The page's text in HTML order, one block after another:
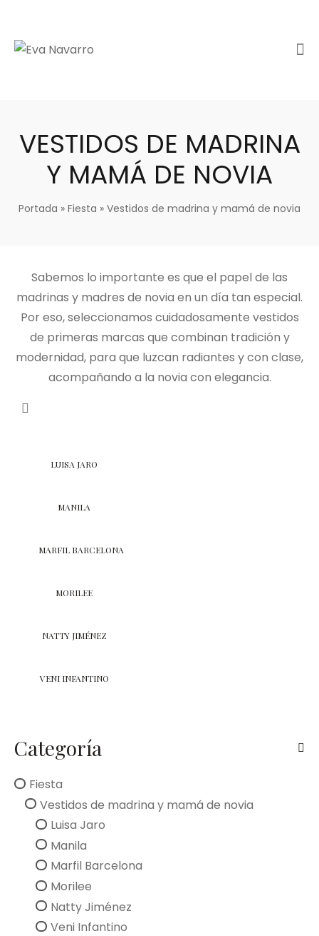
VESTIDOS DE MADRINA
Y MAMÁ DE NOVIA
Portada » Fiesta » Vestidos de madrina y mamá de novia
Categoría
Fiesta
Vestidos de madrina y mamá de novia
Luisa Jaro
Manila
Marfil Barcelona
Morilee
Natty Jiménez
Veni Infantino
Sabemos lo importante es que el papel de las
madrinas y madres de novia en un día tan especial.
Por eso, seleccionamos cuidadosamente vestidos
de primeras marcas que combinan tradición y
modernidad, para que luzcan radiantes y con clase,
acompañando a la novia con elegancia.
LUISA JARO
MANILA
MARFIL BARCELONA
MORILEE
NATTY JIMÉNEZ
VENI INFANTINO